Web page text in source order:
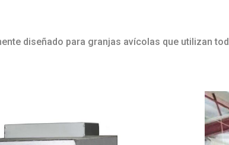
diseñado para granjas avícolas que utilizan